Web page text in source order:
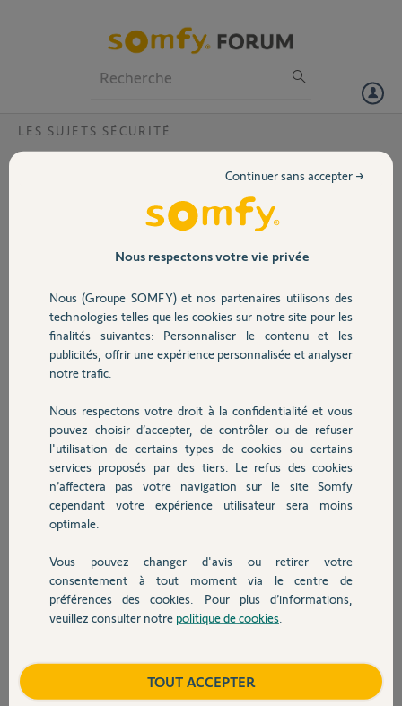
Volet
Sécurité
Domotique
Chauffage
Autres produits
Devis avec un pro
Contact
LES SUJETS SÉCURITÉ
Enregistrement Somfy Protect
Je souhaiterais souscrire au forfait enregistrement 7 jours sur mes
camera Somfy Protect extérieur. Ce pendant il est écrit dans votre
brochure qu on ne peux pas enregistrer plusieurs camera en même
temps. Pouvez vous me dire si on peux enregistrer plusieurs camera
Cordialement
Xavier G.
il y a plus de 6 ans
Réponses
Bonjour
Je n ai pas eu de retour sur ma question. Pouvez vous y répondre?
Vous pouvez avoir plusieurs caméras avec l'enregistrement continue, il
Nous respectons votre vie privée
Nous (Groupe SOMFY) et nos partenaires utilisons des
technologies telles que les cookies sur notre site pour les
finalités suivantes: Personnaliser le contenu et les
publicités, offrir une expérience personnalisée et analyser
notre trafic.
Nous respectons votre droit à la confidentialité et vous
pouvez choisir d’accepter, de contrôler ou de refuser
l'utilisation de certains types de cookies ou certains
services proposés par des tiers. Le refus des cookies
n’affectera pas votre navigation sur le site Somfy
cependant votre expérience utilisateur sera moins
optimale.
Vous pouvez changer d'avis ou retirer votre
consentement à tout moment via le centre de
préférences des cookies. Pour plus d’informations,
veuillez consulter notre politique de cookies
Continuer sans accepter →
TOUT ACCEPTER